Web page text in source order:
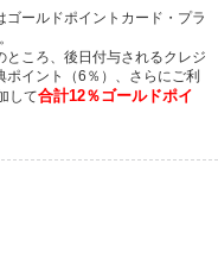
ゴールドポイントカード・プラ
ころ、後日付与されるクレジ
イント（6％）、さらにご利
して合計12％ゴールドポイ